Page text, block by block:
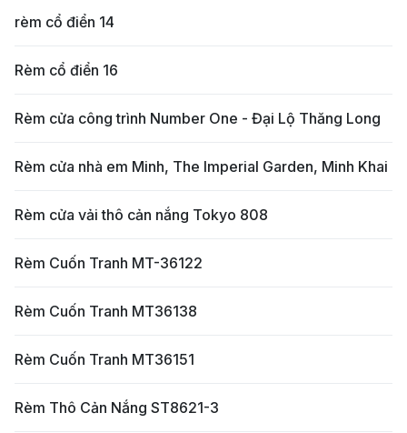
rèm cổ điển 14
Rèm cổ điển 16
Rèm cửa công trình Number One - Đại Lộ Thăng Long
Rèm cửa nhà em Minh, The Imperial Garden, Minh Khai
Rèm cửa vải thô cản nắng Tokyo 808
Rèm Cuốn Tranh MT-36122
Rèm Cuốn Tranh MT36138
Rèm Cuốn Tranh MT36151
Rèm Thô Cản Nắng ST8621-3